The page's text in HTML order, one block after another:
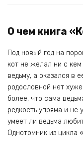
О чем книга
Под новый год на
кот не желал ни с
ведьму, а оказался в
родословной нет
более, что сама
редкость упряма и не
умеет ли ведьма
Однотомник из цикла